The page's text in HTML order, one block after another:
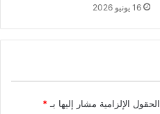
16 يونيو 2026
الحقول الإلزامية مشار إليها بـ *